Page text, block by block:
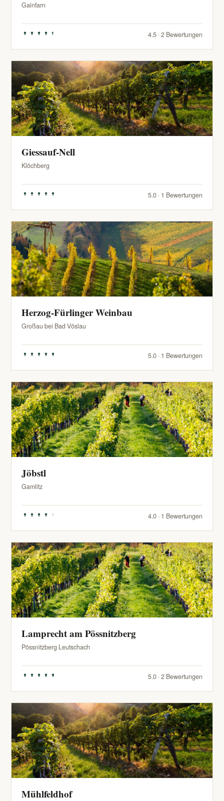
Gainfarn
4.5 · 2 Bewertungen
Giessauf-Nell
Klöchberg
5.0 · 1 Bewertungen
Herzog-Fürlinger Weinbau
Großau bei Bad Vöslau
5.0 · 1 Bewertungen
Jöbstl
Gamlitz
4.0 · 1 Bewertungen
Lamprecht am Pössnitzberg
Pössnitzberg Leutschach
5.0 · 2 Bewertungen
Mühlfeldhof